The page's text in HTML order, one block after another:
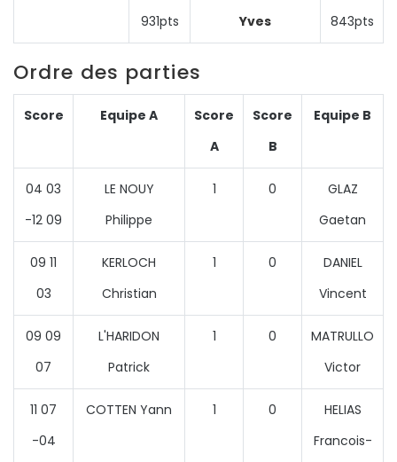
931pts
Yves
843pts
Ordre des parties
Score Equipe A
Score
A
Score
B
Equipe B
04 03
-12 09
LE NOUY
Philippe
1 0
GLAZ
Gaetan
09 11
03
KERLOCH
Christian
1 0
DANIEL
Vincent
09 09
07
L'HARIDON
Patrick
1 0
MATRULLO
Victor
11 07
-04
COTTEN Yann 1 0
HELIAS
Francois-